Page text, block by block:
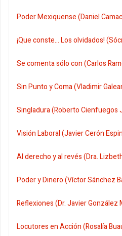
Poder Mexiquense (Daniel
¡Que conste... Los olvidados!
Se comenta sólo con (Carlos
Sin Punto y Coma (Vladimir
Singladura (Roberto Cienfuegos
Visión Laboral (Javier Cerón
Al derecho y al revés (Dra.
Poder y Dinero (Víctor Sánchez
Reflexiones (Dr. Javier González
Locutores en Acción (Rosalía